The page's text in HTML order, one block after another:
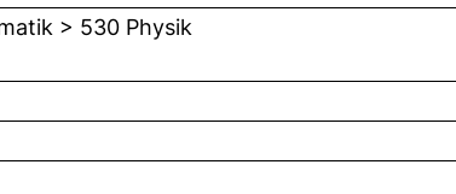
> 530 Physik